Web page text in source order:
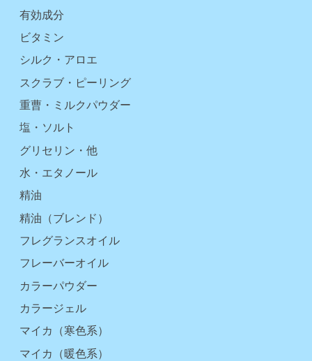
有効成分
ビタミン
シルク・アロエ
スクラブ・ピーリング
重曹・ミルクパウダー
塩・ソルト
グリセリン・他
水・エタノール
精油
精油（ブレンド）
フレグランスオイル
フレーバーオイル
カラーパウダー
カラージェル
マイカ（寒色系）
マイカ（暖色系）